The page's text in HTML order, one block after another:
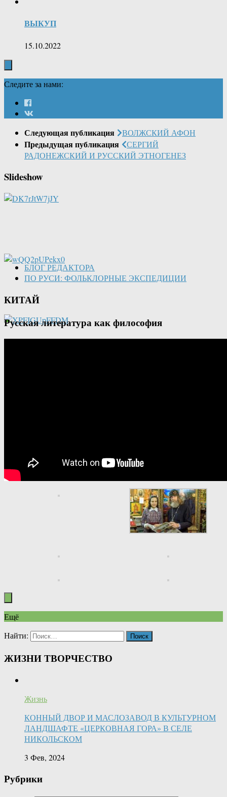
ВЫКУП
15.10.2022
Следите за нами:
Следующая публикация ВОЛЖСКИЙ АФОН
Предыдущая публикация
СЕРГИЙ
РАДОНЕЖСКИЙ И РУССКИЙ ЭТНОГЕНЕЗ
Slideshow
БЛОГ РЕДАКТОРА
ПО РУСИ: ФОЛЬКЛОРНЫЕ ЭКСПЕДИЦИИ
КИТАЙ
Русская литература как философия
Ещё
Найти:
ЖИЗНИ ТВОРЧЕСТВО
Жизнь
КОННЫЙ ДВОР И МАСЛОЗАВОД В КУЛЬТУРНОМ
ЛАНДШАФТЕ «ЦЕРКОВНАЯ ГОРА» В СЕЛЕ
НИКОЛЬСКОМ
3 Фев, 2024
Рубрики